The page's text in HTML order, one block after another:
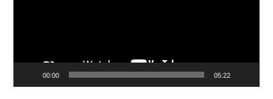
00:00 05:22